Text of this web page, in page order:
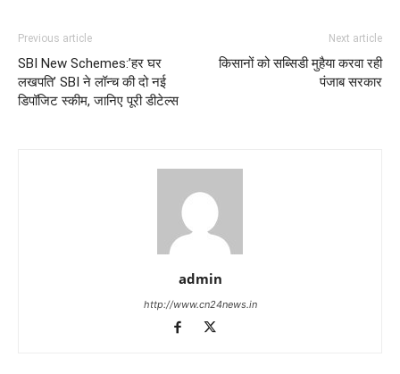
Previous article
SBI New Schemes:’हर घर
लखपति’ SBI ने लॉन्च की दो नई
डिपॉजिट स्कीम, जानिए पूरी डीटेल्स
Next article
किसानों को सब्सिडी मुहैया करवा रही
पंजाब सरकार
admin
http://www.cn24news.in